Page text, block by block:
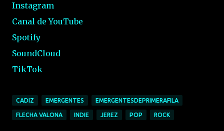
Instagram
Canal de YouTube
Spotify
SoundCloud
TikTok
CADIZ EMERGENTES EMERGENTESDEPRIMERAFILA
FLECHA VALONA INDIE JEREZ POP ROCK